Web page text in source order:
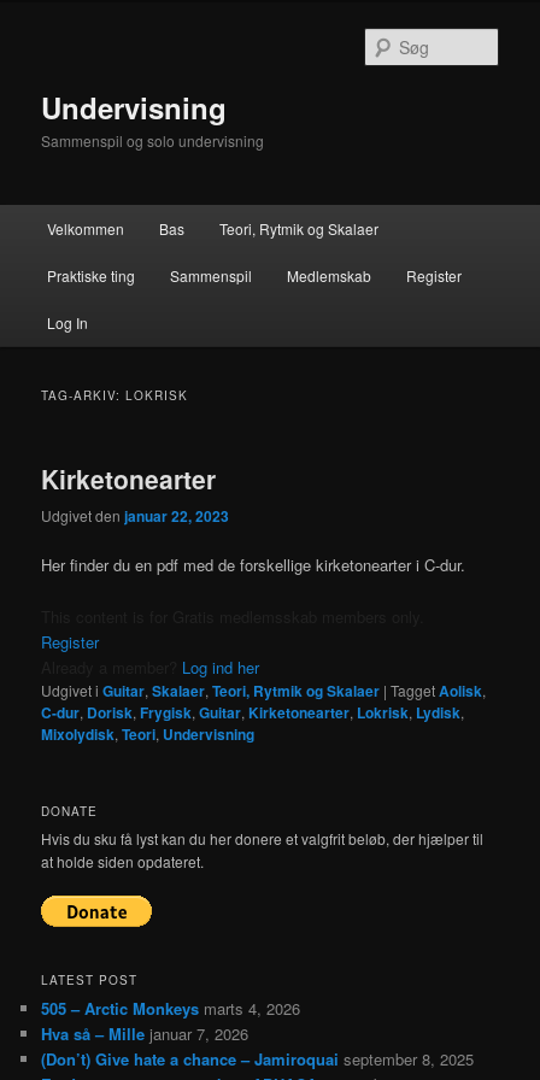
Undervisning
Sammenspil og solo undervisning
Velkommen Bas Teori, Rytmik og Skalaer
Praktiske ting Sammenspil Medlemskab Register
Log In
TAG-ARKIV:LOKRISK
Kirketonearter
Udgivet denjanuar 22, 2023
Her finder du en pdf med de forskellige kirketonearter i C-dur.
Register
Log ind her
Udgivet i Guitar,Skalaer,Teori, Rytmik og Skalaer |TaggetAolisk,
C-dur, Dorisk,Frygisk,Guitar,Kirketonearter, Lokrisk, Lydisk,
Mixolydisk,Teori, Undervisning
DONATE
Hvis du sku få lyst kan du her donere et valgfrit beløb, der hjælper til
at holde siden opdateret.
LATEST POST
505 – Arctic Monkeys marts 4, 2026
Hva så – Mille januar 7, 2026
(Don’t) Give hate a chance – Jamiroquai september 8, 2025